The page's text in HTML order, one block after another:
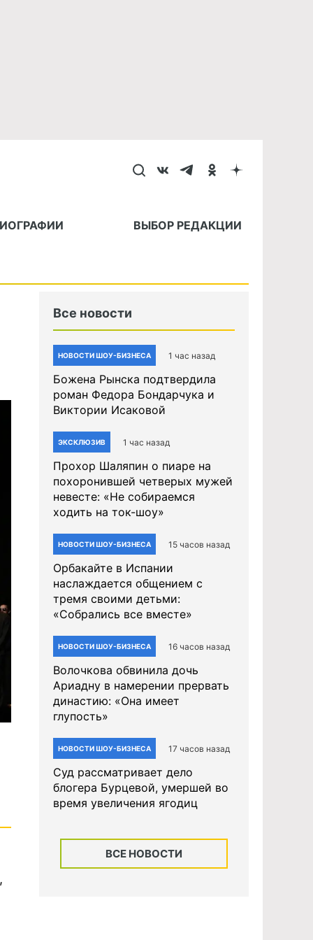
ВЫБОР РЕДАКЦИИ
Все новости
НОВОСТИ ШОУ-БИЗНЕСА 1 час назад
Божена Рынска подтвердила
роман Федора Бондарчука и
Виктории Исаковой
ЭКСКЛЮЗИВ 1 час назад
Прохор Шаляпин о пиаре на
похоронившей четверых мужей
невесте: «Не собираемся
ходить на ток-шоу»
НОВОСТИ ШОУ-БИЗНЕСА 15 часов назад
Орбакайте в Испании
наслаждается общением с
тремя своими детьми:
«Собрались все вместе»
НОВОСТИ ШОУ-БИЗНЕСА 16 часов назад
Волочкова обвинила дочь
Ариадну в намерении прервать
династию: «Она имеет
глупость»
НОВОСТИ ШОУ-БИЗНЕСА 17 часов назад
Суд рассматривает дело
блогера Бурцевой, умершей во
время увеличения ягодиц
ВСЕ НОВОСТИ